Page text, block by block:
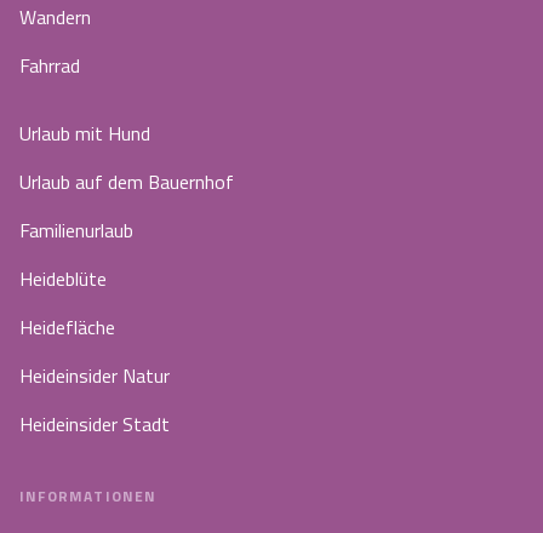
Wandern
Fahrrad
Urlaub mit Hund
Urlaub auf dem Bauernhof
Familienurlaub
Heideblüte
Heidefläche
Heideinsider Natur
Heideinsider Stadt
INFORMATIONEN